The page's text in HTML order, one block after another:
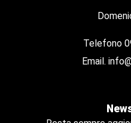
Telefono
Email.